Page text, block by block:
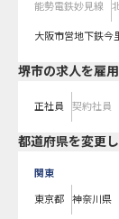
能勢電鉄妙見線
大阪市営地下鉄今
堺市の求人を雇
正社員 契約社員
都道府県を変更
関東
東京都 神奈川県